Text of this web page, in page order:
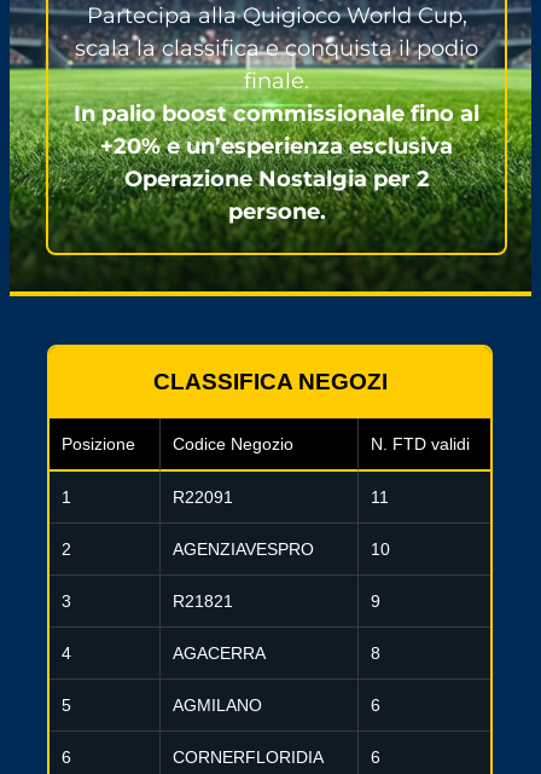
Partecipa alla Quigioco World Cup,
scala la classifica e conquista il podio
finale.
In palio boost commissionale fino al
+20% e un’esperienza esclusiva
Operazione Nostalgia per 2
persone.
CLASSIFICA NEGOZI
Posizione Codice Negozio N. FTD validi
1 R22091 11
2 AGENZIAVESPRO 10
3 R21821 9
4 AGACERRA 8
5 AGMILANO 6
6 CORNERFLORIDIA 6